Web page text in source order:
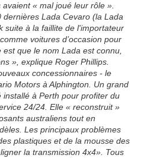
« mal joué leur rôle ».
Lada Cevaro (la Lada
suite à la faillite de l'importateur
voitures d’occasion pour
que le nom Lada est connu,
», explique Roger Phillips.
concessionnaires - le
Motors à Alphington. Un grand
à Perth pour profiter du
24/24. Elle « reconstruit »
australiens tout en
Les principaux problèmes
plastiques et de la mousse des
la transmission 4x4». Tous